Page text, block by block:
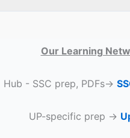
Our Learning
Hub - SSC prep, PDFs→
UP-specific prep →